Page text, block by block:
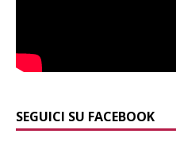
SEGUICI SU FACEBOOK